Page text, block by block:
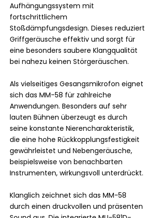
Aufhängungssystem mit
fortschrittlichem
Stoßdämpfungsdesign. Dieses reduziert
Griffgeräusche effektiv und sorgt für
eine besonders saubere Klangqualität
bei nahezu keinen Störgeräuschen.
Als vielseitiges Gesangsmikrofon eignet
sich das MM-58 für zahlreiche
Anwendungen. Besonders auf sehr
lauten Bühnen überzeugt es durch
seine konstante Nierencharakteristik,
die eine hohe Rückkopplungsfestigkeit
gewährleistet und Nebengeräusche,
beispielsweise von benachbarten
Instrumenten, wirkungsvoll unterdrückt.
Klanglich zeichnet sich das MM-58
durch einen druckvollen und präsenten